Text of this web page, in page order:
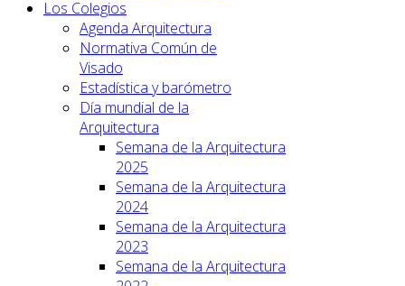
Los Colegios
Agenda Arquitectura
Normativa Común de
Visado
Estadística y barómetro
Día mundial de la
Arquitectura
Semana de la Arquitectura
2025
Semana de la Arquitectura
2024
Semana de la Arquitectura
2023
Semana de la Arquitectura